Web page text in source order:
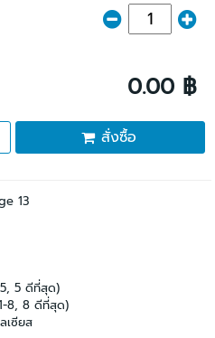
0.00 ฿
สั่งซื้อ
13
5 ดีที่สุด)
8, 8 ดีที่สุด)
เซียส